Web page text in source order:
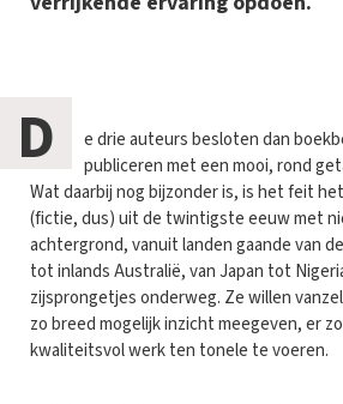
D
e drie auteurs besloten dan
publiceren met een mooi, rond
Wat daarbij nog bijzonder is, is het feit
(fictie, dus) uit de twintigste eeuw met
achtergrond, vanuit landen gaande van
tot inlands Australië, van Japan tot
zijsprongetjes onderweg. Ze willen
zo breed mogelijk inzicht meegeven, er
kwaliteitsvol werk ten tonele te voeren.